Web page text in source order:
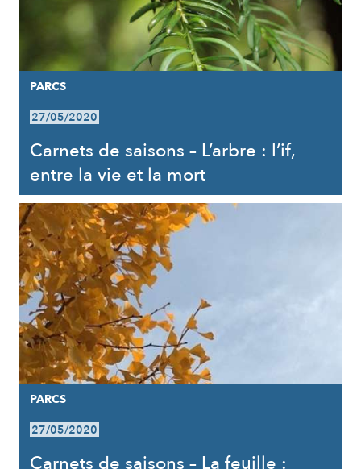
PARCS
27/05/2020
Carnets de saisons – L’arbre : l’if,
entre la vie et la mort
PARCS
27/05/2020
Carnets de saisons – La feuille :